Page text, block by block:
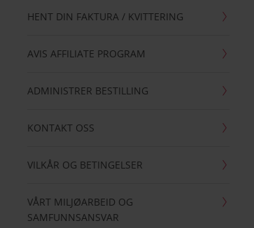
HENT DIN FAKTURA / KVITTERING
AVIS AFFILIATE PROGRAM
ADMINISTRER BESTILLING
KONTAKT OSS
VILKÅR OG BETINGELSER
VÅRT MILJØARBEID OG
SAMFUNNSANSVAR